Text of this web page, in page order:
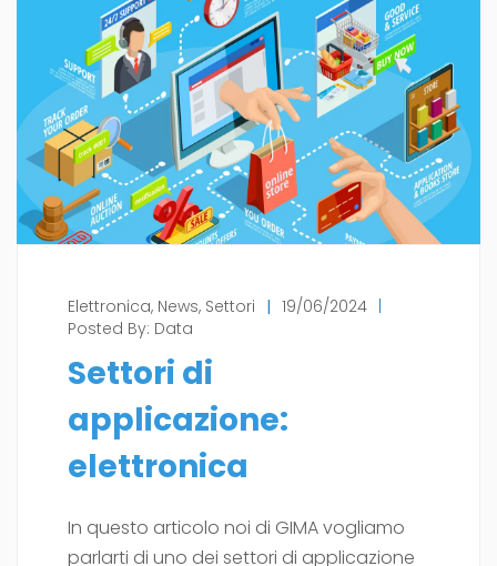
Elettronica, News, Settori | 19/06/2024 |
Posted By: Data
Settori di
applicazione:
elettronica
In questo articolo noi di GIMA vogliamo
parlarti di uno dei settori di applicazione